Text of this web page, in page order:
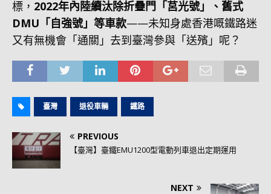
標， 2022年內陸續汰除折疊門「莒光號」、舊式
DMU「自強號」等車款——未知身處香港嘅鐵路迷
又有無機會「通關」去到臺灣參與「送殯」呢？
臺灣 退役車輛 鐵路
PREVIOUS
【臺灣】臺鐵EMU1200型電動列車退出定期運用
NEXT